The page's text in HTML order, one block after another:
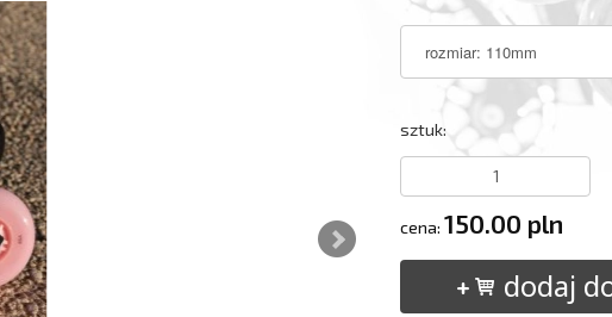
sztuk:
cena:150.00 pln
dodaj